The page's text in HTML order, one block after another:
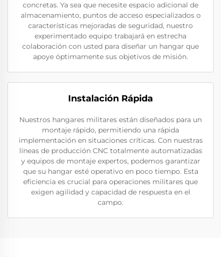
concretas. Ya sea que necesite espacio adicional de
almacenamiento, puntos de acceso especializados o
características mejoradas de seguridad, nuestro
experimentado equipo trabajará en estrecha
colaboración con usted para diseñar un hangar que
apoye óptimamente sus objetivos de misión.
Instalación Rápida
Nuestros hangares militares están diseñados para un
montaje rápido, permitiendo una rápida
implementación en situaciones críticas. Con nuestras
líneas de producción CNC totalmente automatizadas
y equipos de montaje expertos, podemos garantizar
que su hangar esté operativo en poco tiempo. Esta
eficiencia es crucial para operaciones militares que
exigen agilidad y capacidad de respuesta en el
campo.